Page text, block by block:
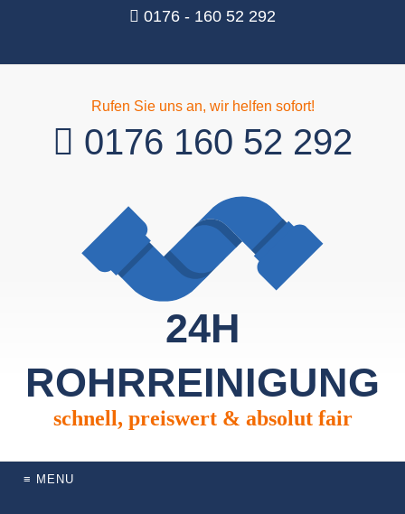
0176 - 160 52 292
Rufen Sie uns an, wir helfen sofort!
0176 160 52 292
24H
ROHRREINIGUNG
schnell, preiswert & absolut fair
≡ MENU